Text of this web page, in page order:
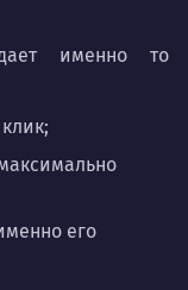
именно то
его